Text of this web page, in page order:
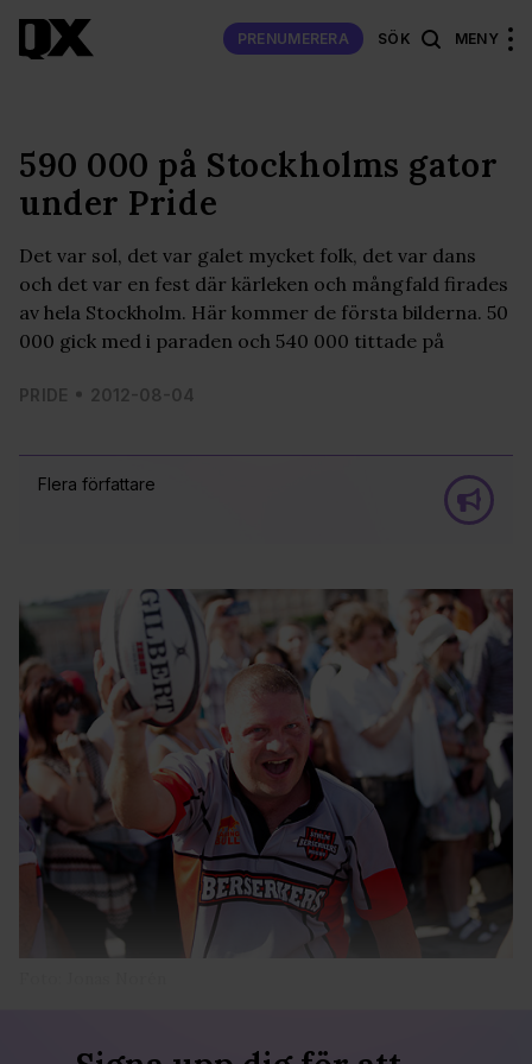
PRENUMERERA SÖK MENY
Flera författare
590 000 på Stockholms gator
under Pride
Det var sol, det var galet mycket folk, det var dans
och det var en fest där kärleken och mångfald firades
av hela Stockholm. Här kommer de första bilderna. 50
000 gick med i paraden och 540 000 tittade på
PRIDE 2012-08-04